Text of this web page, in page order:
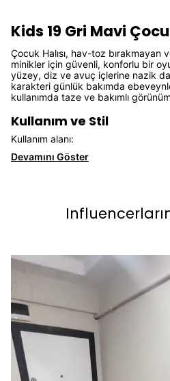
Kids 19 Gri Mavi
Çocuk Halısı, hav-toz bırakmayan
minikler için güvenli, konforlu bir
yüzey, diz ve avuç içlerine nazik
karakteri günlük bakımda
kullanımda taze ve bakımlı
Kullanım ve Stil
Kullanım alanı:
Devamını Göster